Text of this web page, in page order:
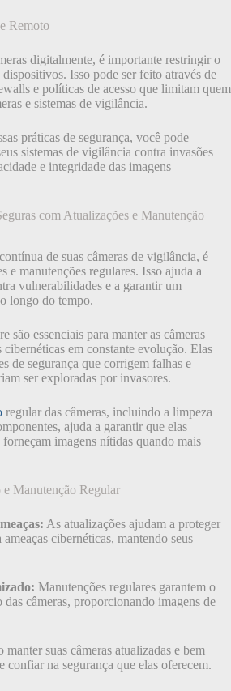
Remoto
digitalmente, é importante restringir o
Isso pode ser feito através de
e políticas de acesso que limitam quem
e sistemas de vigilância.
práticas de segurança, você pode
sistemas de vigilância contra invasões
e integridade das imagens
com Atualizações e Manutenção
de suas câmeras de vigilância, é
e manutenções regulares. Isso ajuda a
vulnerabilidades e a garantir um
longo do tempo.
são essenciais para manter as câmeras
cibernéticas em constante evolução. Elas
de segurança que corrigem falhas e
ser exploradas por invasores.
regular das câmeras, incluindo a limpeza
ajuda a garantir que elas
imagens nítidas quando mais
Manutenção Regular
As atualizações ajudam a proteger
ameaças cibernéticas, mantendo seus
Manutenções regulares garantem o
câmeras, proporcionando imagens de
manter suas câmeras atualizadas e bem
confiar na segurança que elas oferecem.